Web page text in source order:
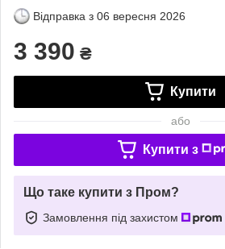
Відправка з 06 вересня 2026
3 390 ₴
Купити
або
Купити з
Що таке купити з Пром?
Замовлення під захистом